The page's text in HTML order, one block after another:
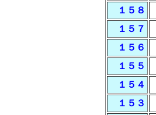
１５８
１５７
１５６
１５５
１５４
１５３